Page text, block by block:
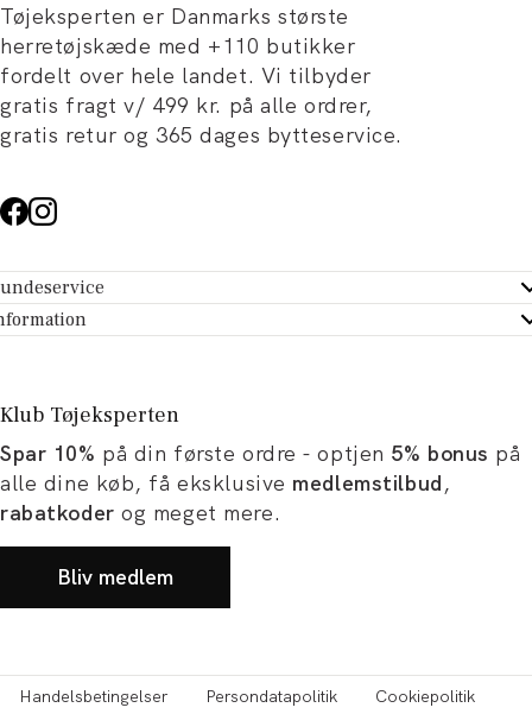
Tøjeksperten er Danmarks største
herretøjskæde med +110 butikker
fordelt over hele landet. Vi tilbyder
gratis fragt v/ 499 kr. på alle ordrer,
gratis retur og 365 dages bytteservice.
- Hjælpecenter
dit køb
Tøjeksperten
og artikler
og karriere
Klub Tøjeksperten
Spar 10% på din første ordre - optjen 5% bonus på
alle dine køb, få eksklusive medlemstilbud,
rabatkoder og meget mere.
Bliv medlem
Handelsbetingelser Persondatapolitik Cookiepolitik